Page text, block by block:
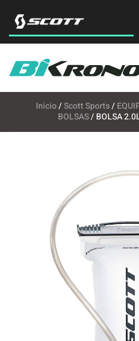
Inicio/Scott Sports/
BOLSAS/ BOLSA